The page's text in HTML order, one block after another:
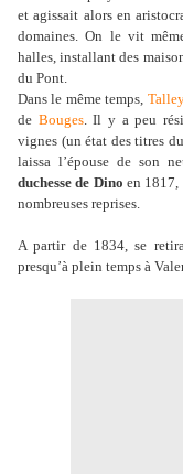
et agissait alors en
domaines. On le vit
halles, installant des
du Pont.
Dans le même temps,
de Bouges. Il y a peu
vignes (un état des titres
laissa l’épouse de son
duchesse de Dino en 1817,
nombreuses reprises.
A partir de 1834, se
presqu’à plein temps à